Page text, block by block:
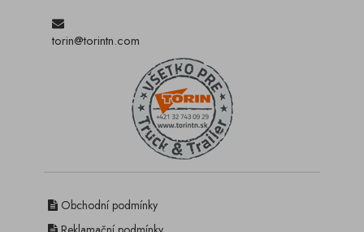
torin@torintn.com
Obchodní podmínky